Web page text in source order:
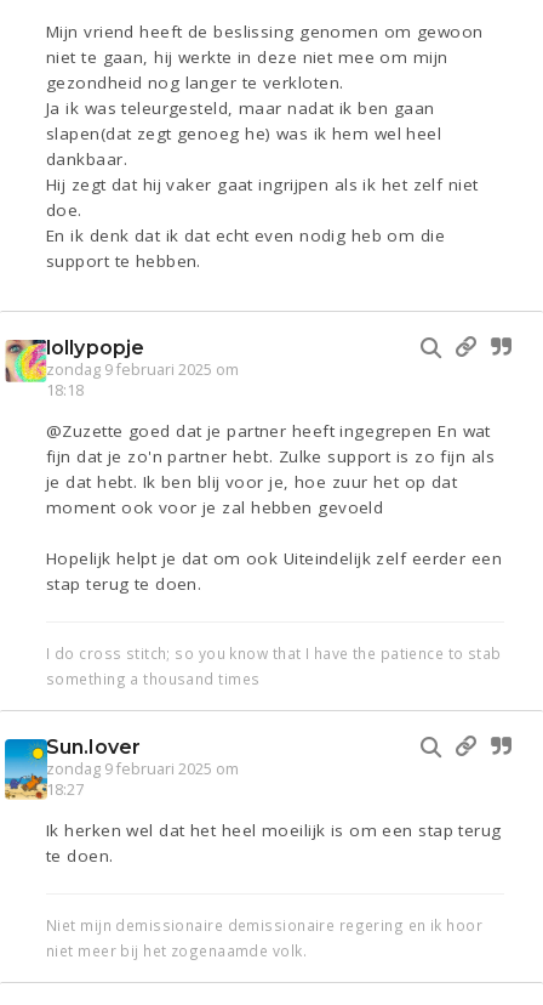
Mijn vriend heeft de beslissing genomen om gewoon
niet te gaan, hij werkte in deze niet mee om mijn
gezondheid nog langer te verkloten.
Ja ik was teleurgesteld, maar nadat ik ben gaan
slapen(dat zegt genoeg he) was ik hem wel heel
dankbaar.
Hij zegt dat hij vaker gaat ingrijpen als ik het zelf niet
doe.
En ik denk dat ik dat echt even nodig heb om die
support te hebben.
lollypopje
zondag 9 februari 2025 om
18:18
@Zuzette goed dat je partner heeft ingegrepen En wat
fijn dat je zo'n partner hebt. Zulke support is zo fijn als
je dat hebt. Ik ben blij voor je, hoe zuur het op dat
moment ook voor je zal hebben gevoeld
Hopelijk helpt je dat om ook Uiteindelijk zelf eerder een
stap terug te doen.
I do cross stitch; so you know that I have the patience to stab
something a thousand times
Sun.lover
zondag 9 februari 2025 om
18:27
Ik herken wel dat het heel moeilijk is om een stap terug
te doen.
Niet mijn demissionaire demissionaire regering en ik hoor
niet meer bij het zogenaamde volk.